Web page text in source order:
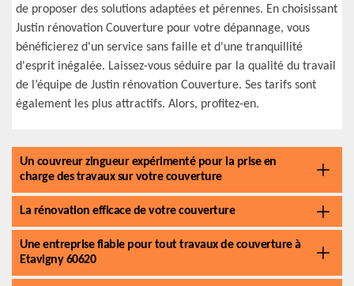
de proposer des solutions adaptées et pérennes. En choisissant
Justin rénovation Couverture pour votre dépannage, vous
bénéficierez d'un service sans faille et d'une tranquillité
d'esprit inégalée. Laissez-vous séduire par la qualité du travail
de l’équipe de Justin rénovation Couverture. Ses tarifs sont
également les plus attractifs. Alors, profitez-en.
Un couvreur zingueur expérimenté pour la prise en
charge des travaux sur votre couverture
La rénovation efficace de votre couverture
Une entreprise fiable pour tout travaux de couverture à
Etavigny 60620